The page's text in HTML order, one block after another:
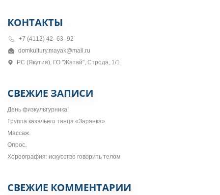
КОНТАКТЫ
+7 (4112) 42–63–92
domkultury.mayak@mail.ru
РС (Якутия), ГО "Жатай", Строда, 1/1
СВЕЖИЕ ЗАПИСИ
День физкультурника!
Группа казачьего танца «Зарянка»
Массаж.
Опрос.
Хореография: искусство говорить телом
СВЕЖИЕ КОММЕНТАРИИ